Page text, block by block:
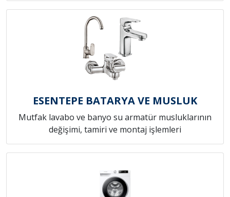
ESENTEPE BATARYA VE MUSLUK
Mutfak lavabo ve banyo su armatür musluklarının
değişimi, tamiri ve montaj işlemleri